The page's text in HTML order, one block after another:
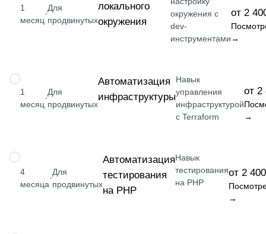
1
месяц
·
Для
продвинутых
локального
окружения
окружения с
dev-
инструментами
от 2
→
НАВЫК
1
месяц
·
Для
продвинутых
Автоматизация
инфраструктуры
Навык
управления
инфраструктурой
с Terraform
от 2
→
НАВЫК
4
месяца
·
Для
продвинутых
Автоматизация
тестирования
на PHP
Навык
тестирования
на PHP
от 2
→